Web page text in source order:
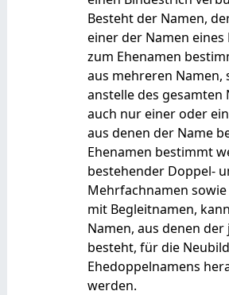
Besteht der Namen,
einer der Namen
zum Ehenamen
aus mehreren Namen,
anstelle des gesamten
auch nur einer oder
aus denen der Name
Ehenamen bestimmt
bestehender Doppel-
Mehrfachnamen
mit Begleitnamen,
Namen, aus denen
besteht, für die
Ehedoppelnamens
werden.